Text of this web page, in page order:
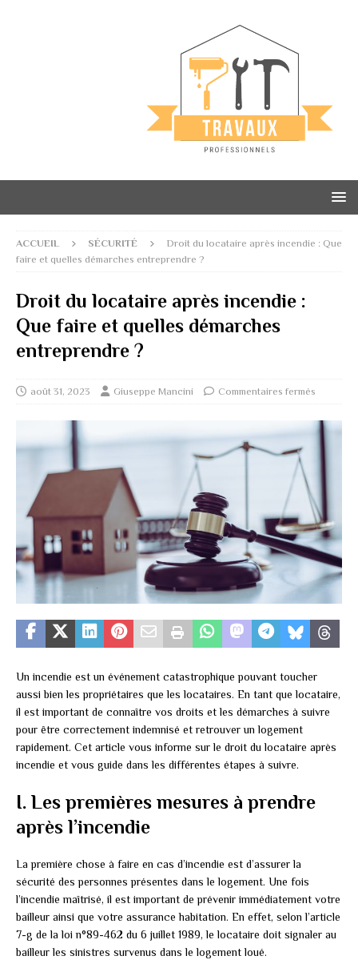
ACCUEIL SÉCURITÉ
Droit du locataire après incendie : Que
faire et quelles démarches entreprendre ?
Droit du locataire après incendie :
Que faire et quelles démarches
entreprendre ?
août 31, 2023 Giuseppe Mancini Commentaires fermés
Un incendie est un événement catastrophique pouvant toucher
aussi bien les propriétaires que les locataires. En tant que locataire,
il est important de connaître vos droits et les démarches à suivre
pour être correctement indemnisé et retrouver un logement
rapidement. Cet article vous informe sur le droit du locataire après
incendie et vous guide dans les différentes étapes à suivre.
I. Les premières mesures à prendre
après l’incendie
La première chose à faire en cas d’incendie est d’assurer la
sécurité des personnes présentes dans le logement. Une fois
l’incendie maîtrisé, il est important de prévenir immédiatement votre
bailleur ainsi que votre assurance habitation. En effet, selon l’article
7-g de la loi n°89-462 du 6 juillet 1989, le locataire doit signaler au
bailleur les sinistres survenus dans le logement loué.